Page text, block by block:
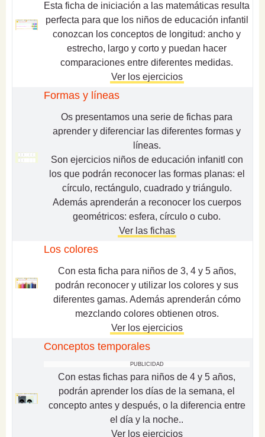
Esta ficha de iniciación a las matemáticas resulta
perfecta para que los niños de educación infantil
conozcan los conceptos de longitud: ancho y
estrecho, largo y corto y puedan hacer
comparaciones entre diferentes medidas.
Ver los ejercicios
Formas y líneas
Os presentamos una serie de fichas para
aprender y diferenciar las diferentes formas y
líneas.
Son ejercicios niños de educación infanitl con
los que podrán reconocer las formas planas: el
círculo, rectángulo, cuadrado y triángulo.
Además aprenderán a reconocer los cuerpos
geométricos: esfera, círculo o cubo.
Ver las fichas
Los colores
Con esta ficha para niños de 3, 4 y 5 años,
podrán reconocer y utilizar los colores y sus
diferentes gamas. Además aprenderán cómo
mezclando colores obtienen otros.
Ver los ejercicios
Conceptos temporales
PUBLICIDAD
Con estas fichas para niños de 4 y 5 años,
podrán aprender los días de la semana, el
concepto antes y después, o la diferencia entre
el día y la noche..
Ver los ejercicios